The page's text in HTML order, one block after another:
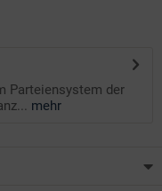
Parteiensystem der
mehr